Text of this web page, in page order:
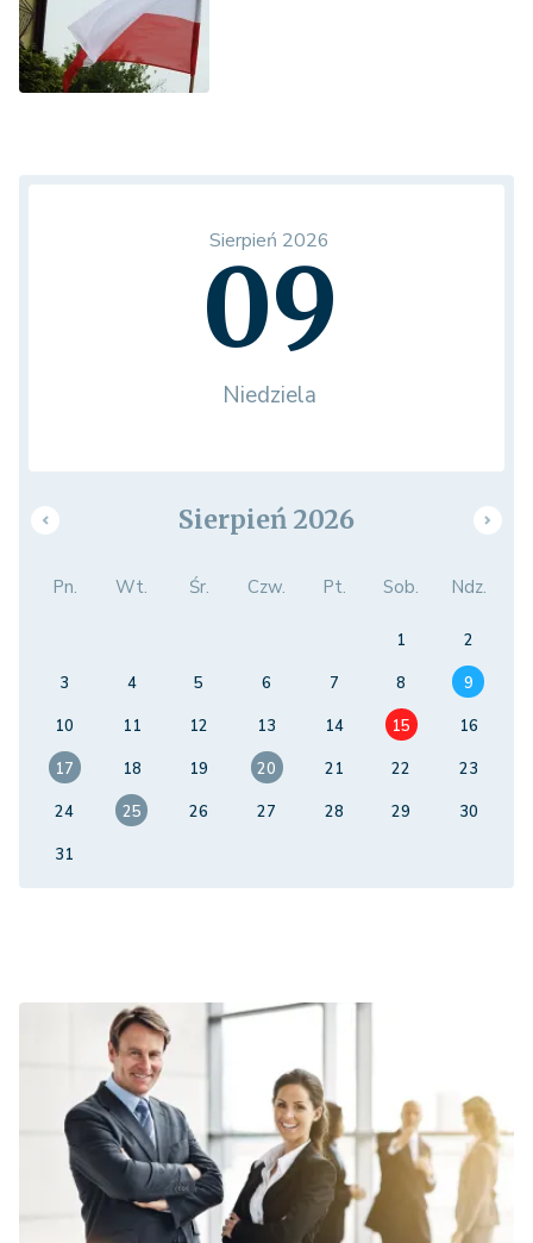
Sierpień 2026
09
Niedziela
Sierpień 2026
Pn. Wt. Śr. Czw. Pt. Sob. Ndz.
1
2
3
4 5 6 7 8
9
10
11 12 13 14 15
16
17
18 19 20 21 22
23
24
25 26 27 28 29
30
31